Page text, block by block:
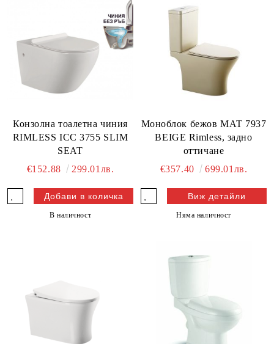
Конзолна тоалетна чиния
RIMLESS ICC 3755 SLIM
SEAT
€152.88
299.01лв.
В наличност
Моноблок бежов МАТ 7937
BEIGE Rimless, задно
оттичане
€357.40
699.01лв.
Виж детайли
Няма наличност